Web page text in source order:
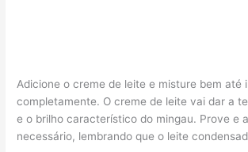
Adicione o creme de leite e misture bem até
completamente. O creme de leite vai dar a
e o brilho característico do mingau. Prove e
necessário, lembrando que o leite